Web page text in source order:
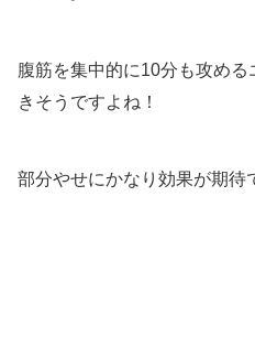
腹筋を集中的に10分も攻め
きそうですよね！
部分やせにかなり効果が期待